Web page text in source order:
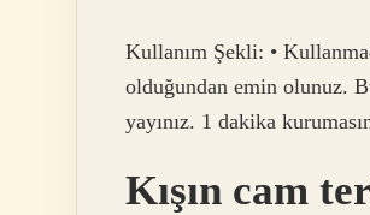
Kullanım Şekli: •
olduğundan emin olunuz.
yayınız. 1 dakika
Kışın cam